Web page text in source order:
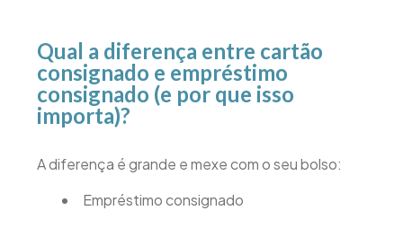
Qual a diferença entre cartão
consignado e empréstimo
consignado (e por que isso
importa)?
A diferença é grande e mexe com o seu bolso:
Empréstimo consignado